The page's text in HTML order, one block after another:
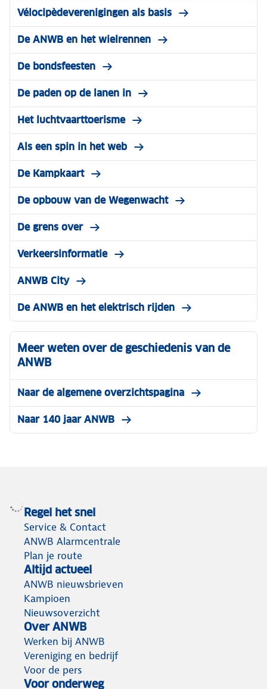
Vélocipèdeverenigingen als basis
De ANWB en het wielrennen
De bondsfeesten
De paden op de lanen in
Het luchtvaarttoerisme
Als een spin in het web
De Kampkaart
De opbouw van de Wegenwacht
De grens over
Verkeersinformatie
ANWB City
De ANWB en het elektrisch rijden
Meer weten over de geschiedenis van de
ANWB
Naar de algemene overzichtspagina
Naar 140 jaar ANWB
Regel het snel
Service & Contact
ANWB Alarmcentrale
Plan je route
Altijd actueel
ANWB nieuwsbrieven
Kampioen
Nieuwsoverzicht
Over ANWB
Werken bij ANWB
Vereniging en bedrijf
Voor de pers
Voor onderweg